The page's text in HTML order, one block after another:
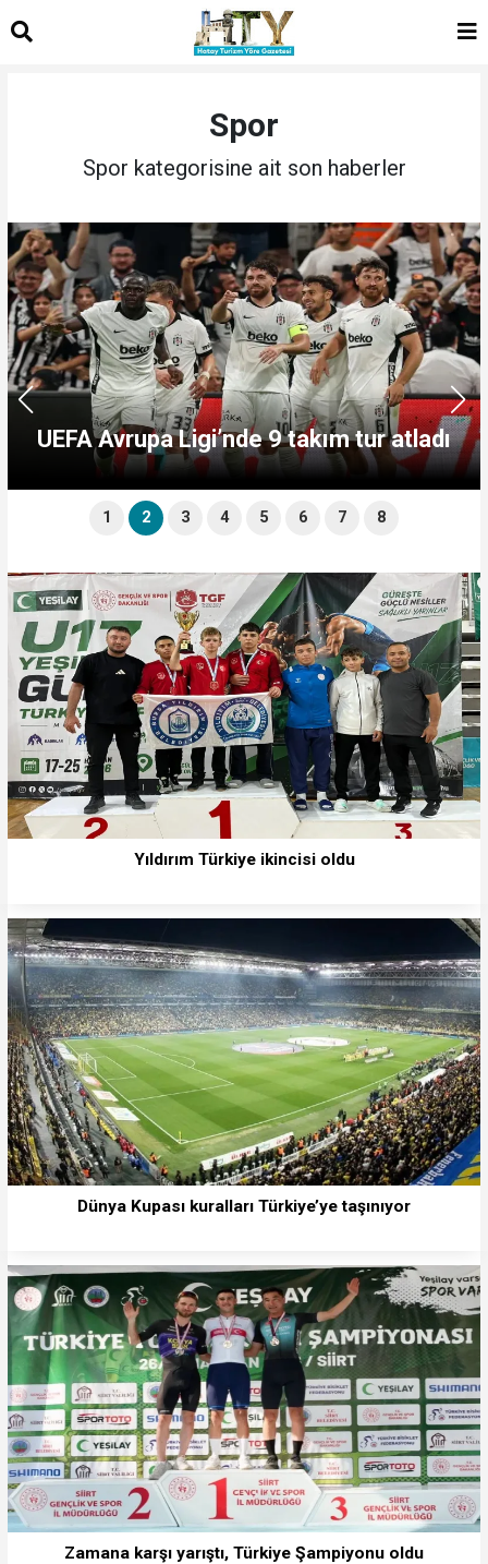
Spor
Spor kategorisine ait son haberler
UEFA Avrupa Ligi’nde 9 takım tur atladı
1 2 3 4 5 6 7 8
Yıldırım Türkiye ikincisi oldu
Dünya Kupası kuralları Türkiye’ye taşınıyor
Zamana karşı yarıştı, Türkiye Şampiyonu oldu